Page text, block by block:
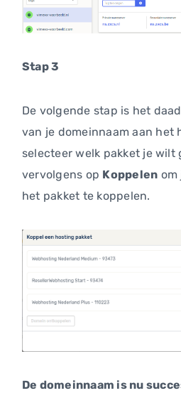
Stap 3
De volgende stap is het
van je domeinnaam aan het
selecteer welk pakket je wilt
vervolgens op Koppelen om
het pakket te koppelen.
De domeinnaam is nu